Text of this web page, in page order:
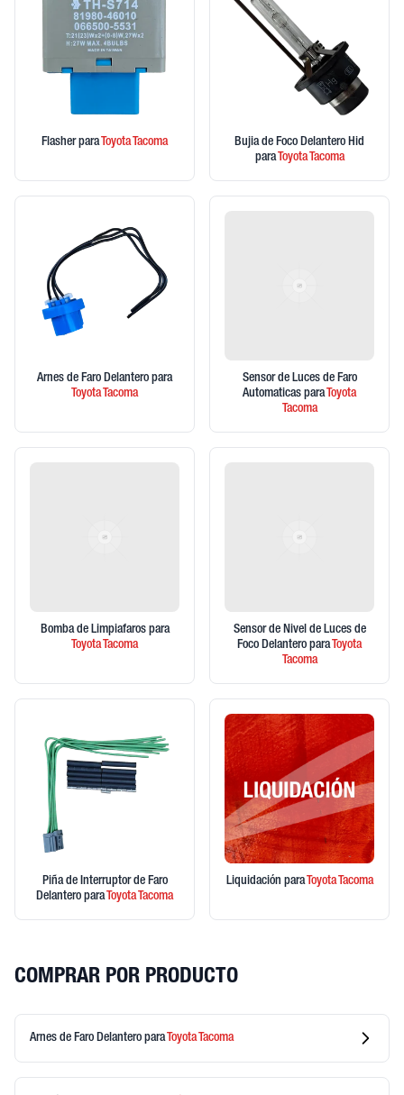
Flasher para ToyotaTacoma
Bujia de Foco Delantero Hid
para ToyotaTacoma
Arnes de Faro Delantero para
ToyotaTacoma
Sensor de Luces de Faro
Automaticas para Toyota
Tacoma
Bomba de Limpiafaros para
ToyotaTacoma
Sensor de Nivel de Luces de
Foco Delantero para Toyota
Tacoma
Piña de Interruptor de Faro
Delantero para ToyotaTacoma
Liquidación para ToyotaTacoma
COMPRAR POR PRODUCTO
Arnes de Faro Delantero paraToyotaTacoma